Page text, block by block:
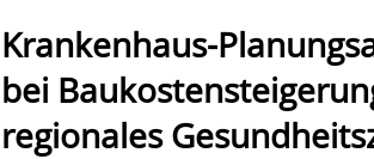
Krankenhaus-
bei
regionales